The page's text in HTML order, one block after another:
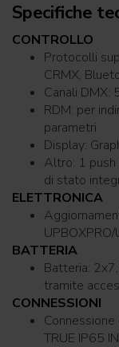
Specifiche
CONTROLLO
Protocolli supportati: DMX512,
CRMX,
Canali DMX:
RDM: per indirizzamento remoto e configurazione
parametri
Altro: 1 push encoder, 1 pulsante LINK/UNLINK e LED
di stato
ELETTRONICA
Aggiornamento
BATTERIA
Batteria:
tramite
CONNESSIONI
Connessione di
TRUE IP65 IN